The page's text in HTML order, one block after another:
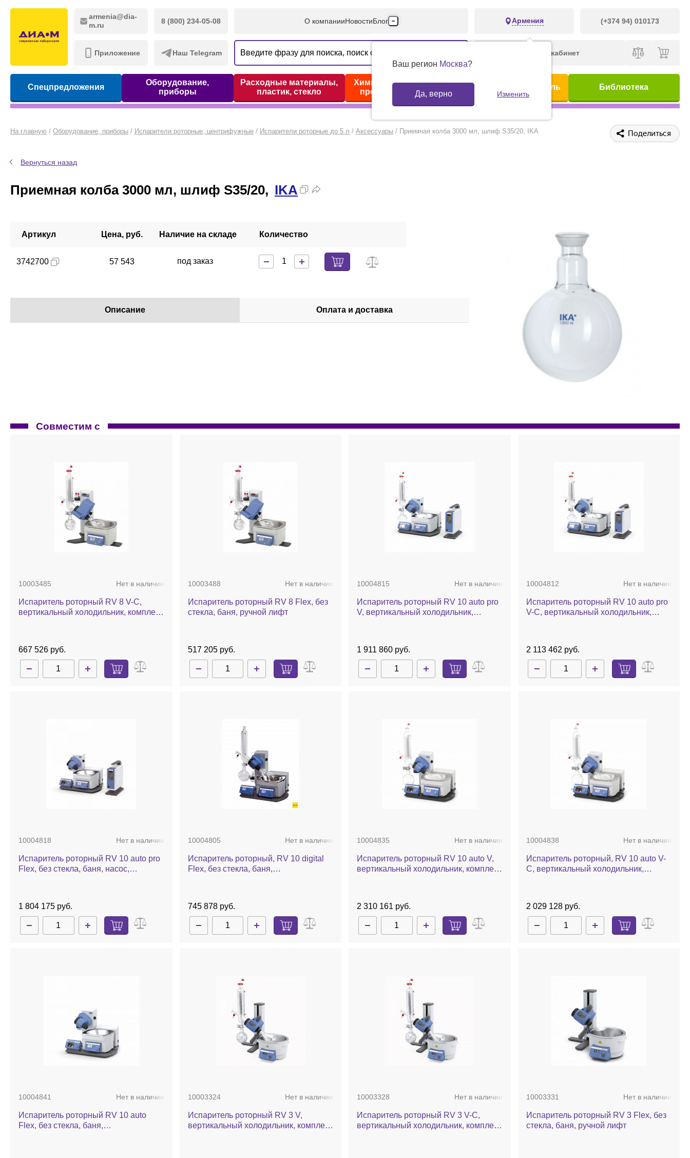
armenia@dia-
m.ru
8 (800) 234-05-08
Приложение Наш Telegram
О компанииНовостиБлог
Производители
Партнеры
Контакты
Армения (+374 94) 010173
Ваш регион Москва?
Да, верно Изменить
Личный кабинет
Спецпредложения
Оборудование,
приборы
Расходные материалы,
пластик, стекло
Химические реактивы,
препараты, наборы
Предметный указатель Библиотека
На главную / Оборудование, приборы / Испарители роторные, центрифужные / Испарители роторные до 5 л / Аксессуары / Приемная колба 3000 мл, шлиф S35/20, IKA Поделиться
Вернуться назад
Приемная колба 3000 мл, шлиф S35/20, IKA
Артикул Цена, руб. Наличие на складе Количество
3742700 57 543 под заказ
Описание Оплата и доставка
Совместим с
10003485 Нет в наличии
Испаритель роторный RV 8 V-C,
вертикальный холодильник, комплект
667 526 руб.
10003488 Нет в наличии
Испаритель роторный RV 8 Flex, без
стекла, баня, ручной лифт
517 205 руб.
10004815 Нет в наличии
Испаритель роторный RV 10 auto pro
V, вертикальный холодильник,
1 911 860 руб.
10004812 Нет в наличии
Испаритель роторный RV 10 auto pro
V-C, вертикальный холодильник,
2 113 462 руб.
10004818 Нет в наличии
Испаритель роторный RV 10 auto pro
Flex, без стекла, баня, насос,
1 804 175 руб.
10004805 Нет в наличии
Испаритель роторный, RV 10 digital
Flex, без стекла, баня,
745 878 руб.
10004835 Нет в наличии
Испаритель роторный RV 10 auto V,
вертикальный холодильник, комплект
2 310 161 руб.
10004838 Нет в наличии
Испаритель роторный, RV 10 auto V-
С, вертикальный холодильник,
2 029 128 руб.
10004841 Нет в наличии
Испаритель роторный RV 10 auto
Flex, без стекла, баня,
10003324 Нет в наличии
Испаритель роторный RV 3 V,
вертикальный холодильник, комплект
10003328 Нет в наличии
Испаритель роторный RV 3 V-C,
вертикальный холодильник, комплект
10003331 Нет в наличии
Испаритель роторный RV 3 Flex, без
стекла, баня, ручной лифт